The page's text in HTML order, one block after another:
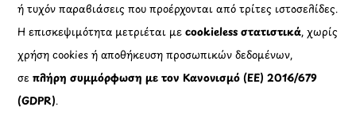
ή τυχόν παραβιάσεις που προέρχονται από τρίτες ιστοσελίδες.
Η επισκεψιμότητα μετριέται μεcookieless στατιστικά, χωρίς
χρήση cookies ή αποθήκευση προσωπικών δεδομένων,
σεπλήρη συμμόρφωση με τον Κανονισμό (ΕΕ) 2016/679
(GDPR).